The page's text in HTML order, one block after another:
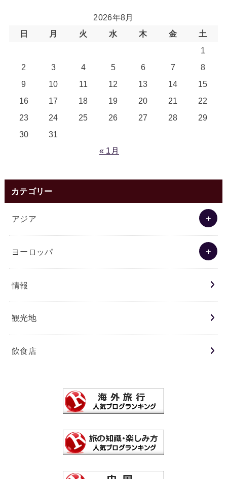
2026年8月
日
月 火 水 木 金
土
1
2
3 4 5 6 7
8
9
10 11 12 13 14
15
16
17 18 19 20 21
22
23
24 25 26 27 28
29
30
31
« 1月
カテゴリー
アジア
ヨーロッパ
情報
観光地
飲食店